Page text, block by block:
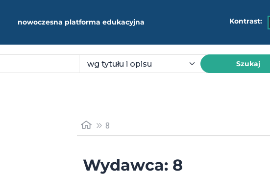
nowoczesna platforma edukacyjna Kontrast:
Szukaj
8
Wydawca: 8